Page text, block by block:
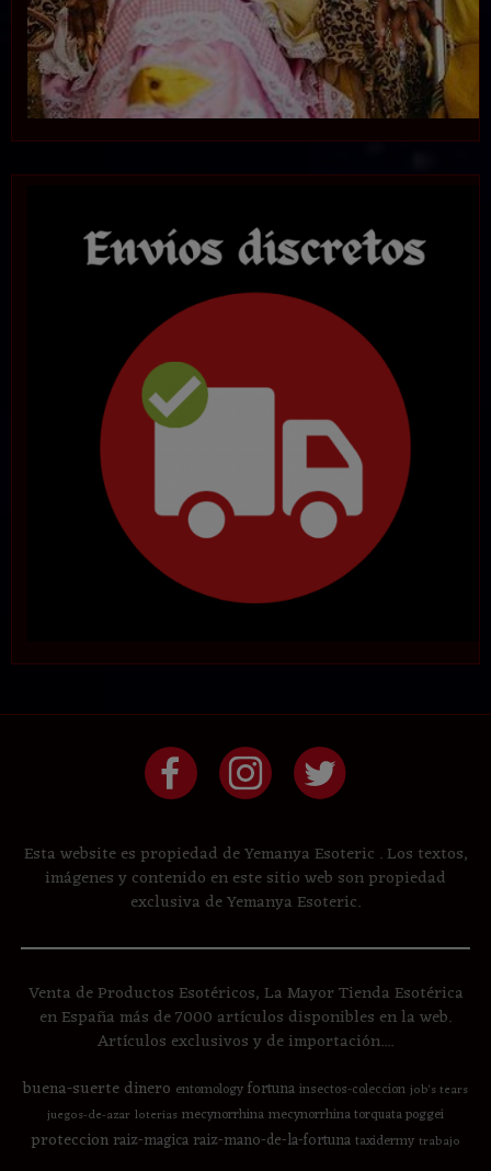
Esta website es propiedad de Yemanya Esoteric . Los textos,
imágenes y contenido en este sitio web son propiedad
exclusiva de Yemanya Esoteric.
Venta de Productos Esotéricos, La Mayor Tienda Esotérica
en España más de 7000 artículos disponibles en la web.
Artículos exclusivos y de importación....
buena-suertedinero entomologyfortunainsectos-coleccion job's tears
juegos-de-azar loterias mecynorrhinamecynorrhina torquata poggei
proteccion raiz-magica raiz-mano-de-la-fortunataxidermy trabajo